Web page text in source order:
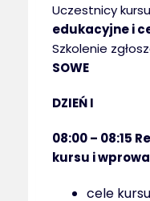
Uczestnicy
edukacyjne i
Szkolenie
SOWE
DZIEŃ I
08:00 – 08:15
kursu i
cele